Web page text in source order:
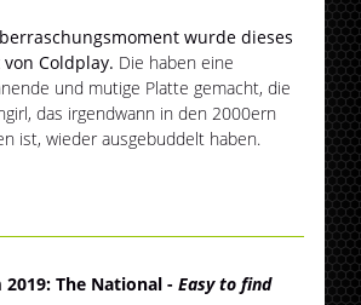
wurde dieses
von Coldplay. Die haben eine
und mutige Platte gemacht, die
das irgendwann in den 2000ern
ist, wieder ausgebuddelt haben.
2019: The National -Easy to find